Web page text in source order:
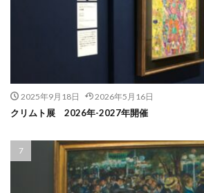
2025年9月18日 2026年5月16日
クリムト展 2026年-2027年開催